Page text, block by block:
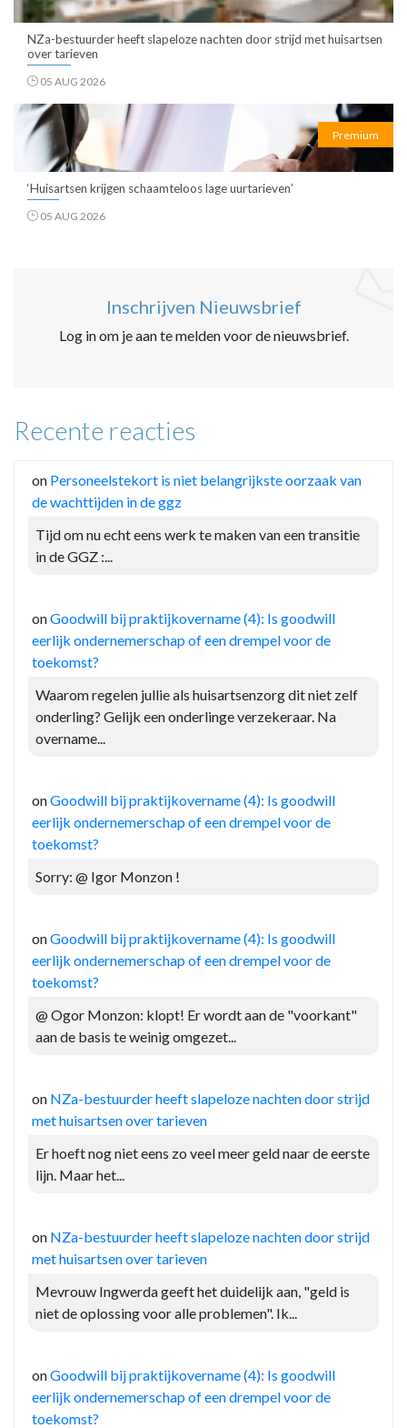
NZa-bestuurder heeft slapeloze nachten door strijd met huisartsen
over tarieven
05 AUG 2026
Premium
‘Huisartsen krijgen schaamteloos lage uurtarieven’
05 AUG 2026
Inschrijven Nieuwsbrief
Log in om je aan te melden voor de nieuwsbrief.
Recente reacties
on Personeelstekort is niet belangrijkste oorzaak van
de wachttijden in de ggz
Tijd om nu echt eens werk te maken van een transitie
in de GGZ :...
onGoodwill bij praktijkovername (4): Is goodwill
eerlijk ondernemerschap of een drempel voor de
toekomst?
Waarom regelen jullie als huisartsenzorg dit niet zelf
onderling? Gelijk een onderlinge verzekeraar. Na
overname...
onGoodwill bij praktijkovername (4): Is goodwill
eerlijk ondernemerschap of een drempel voor de
toekomst?
Sorry: @ Igor Monzon !
onGoodwill bij praktijkovername (4): Is goodwill
eerlijk ondernemerschap of een drempel voor de
toekomst?
@ Ogor Monzon: klopt! Er wordt aan de "voorkant"
aan de basis te weinig omgezet...
on NZa-bestuurder heeft slapeloze nachten door strijd
met huisartsen over tarieven
Er hoeft nog niet eens zo veel meer geld naar de eerste
lijn. Maar het...
on NZa-bestuurder heeft slapeloze nachten door strijd
met huisartsen over tarieven
Mevrouw Ingwerda geeft het duidelijk aan, "geld is
niet de oplossing voor alle problemen". Ik...
onGoodwill bij praktijkovername (4): Is goodwill
eerlijk ondernemerschap of een drempel voor de
toekomst?